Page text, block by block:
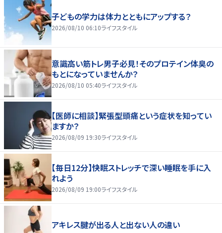
子どもの学力は体力とともにアップする？
2026/08/10 06:10ライフスタイル
意識高い筋トレ男子必見！そのプロテイン体臭の
もとになっていませんか？
2026/08/10 05:40ライフスタイル
【医師に相談】緊張型頭痛という症状を知ってい
ますか？
2026/08/09 19:30ライフスタイル
【毎日12分】快眠ストレッチで深い睡眠を手に入
れよう
2026/08/09 19:00ライフスタイル
アキレス腱が出る人と出ない人の違い